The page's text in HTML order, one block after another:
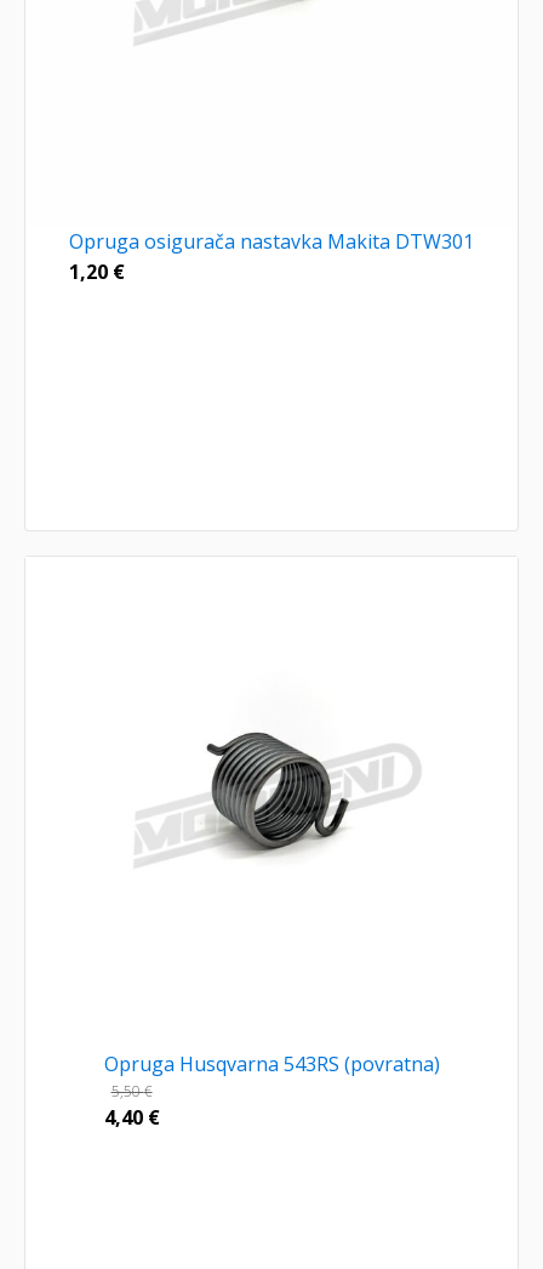
Opruga osigurača nastavka Makita DTW301
1,20 €
Opruga Husqvarna 543RS (povratna)
5,50€
4,40 €